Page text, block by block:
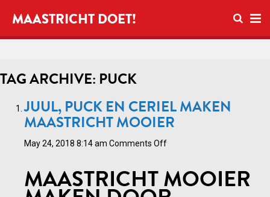
Open
MAASTRICHT DOET!
TAG ARCHIVE: PUCK
JUUL, PUCK EN CERIEL MAKEN
MAASTRICHT MOOIER
May 24, 2018 8:14 am Comments Offon
Puck
en
MAASTRICHT MOOIER